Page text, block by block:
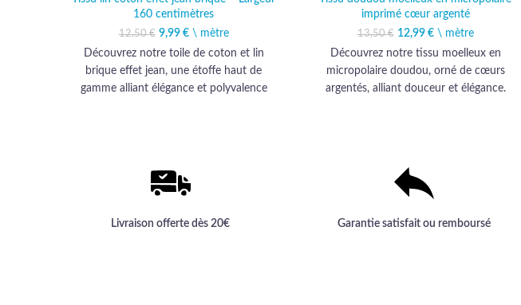
160 centimètres
12,50€
Le prix initial était :
12,50 €.
9,99 € Le prix actuel est :
9,99 €.
\ mètre
Découvrez notre toile de coton et lin
brique effet jean, une étoffe haut de
gamme alliant élégance et polyvalence
imprimé cœur argenté
13,50€
Le prix initial était :
13,50 €.
12,99 € Le prix actuel est :
12,99 €.
\ mètre
Découvrez notre tissu moelleux en
micropolaire doudou, orné de cœurs
argentés, alliant douceur et élégance.
Livraison offerte dès 20€ Garantie satisfait ou remboursé